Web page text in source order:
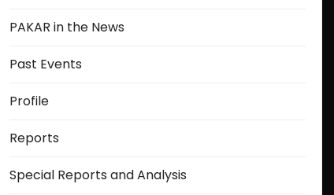
PAKAR in the News
Past Events
Profile
Reports
Special Reports and Analysis